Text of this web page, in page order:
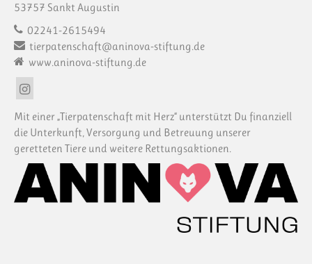
53757 Sankt Augustin
02241-2615494
tierpatenschaft@aninova-stiftung.de
www.aninova-stiftung.de
Mit einer „Tierpatenschaft mit Herz“ unterstützt Du finanziell
die Unterkunft, Versorgung und Betreuung unserer
geretteten Tiere und weitere Rettungsaktionen.